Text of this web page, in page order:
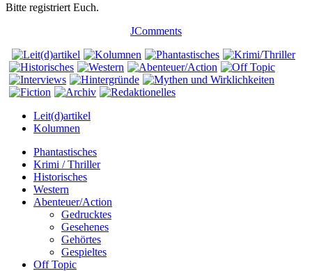
Bitte registriert Euch.
JComments
Leit(d)artikel
Kolumnen
Phantastisches
Krimi / Thriller
Historisches
Western
Abenteuer/Action
Gedrucktes
Gesehenes
Gehörtes
Gespieltes
Off Topic